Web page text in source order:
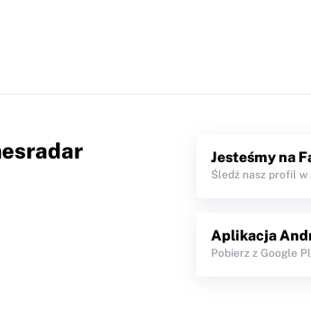
Jesteśmy na
Śledź nasz profil w
Aplikacja
Pobierz z Google